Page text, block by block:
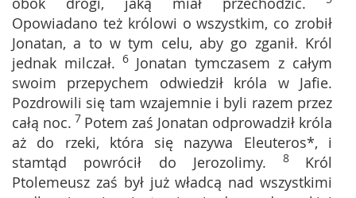
Opowiadano też królowi o wszystkim, co zrobił
Jonatan, a to w tym celu, aby go zganił. Król
jednak milczał. 6 Jonatan tymczasem z całym
swoim przepychem odwiedził króla w Jafie.
Pozdrowili się tam wzajemnie i byli razem przez
całą noc. 7 Potem zaś Jonatan odprowadził króla
aż do rzeki, która się nazywa Eleuteros*, i
stamtąd powrócił do Jerozolimy. 8 Król
Ptolemeusz zaś był już władcą nad wszystkimi